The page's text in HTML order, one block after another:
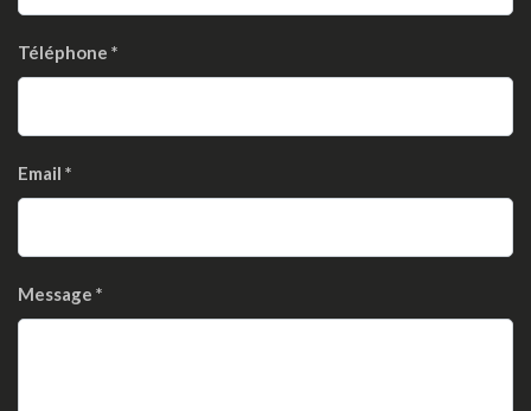
Téléphone *
Email *
Message *